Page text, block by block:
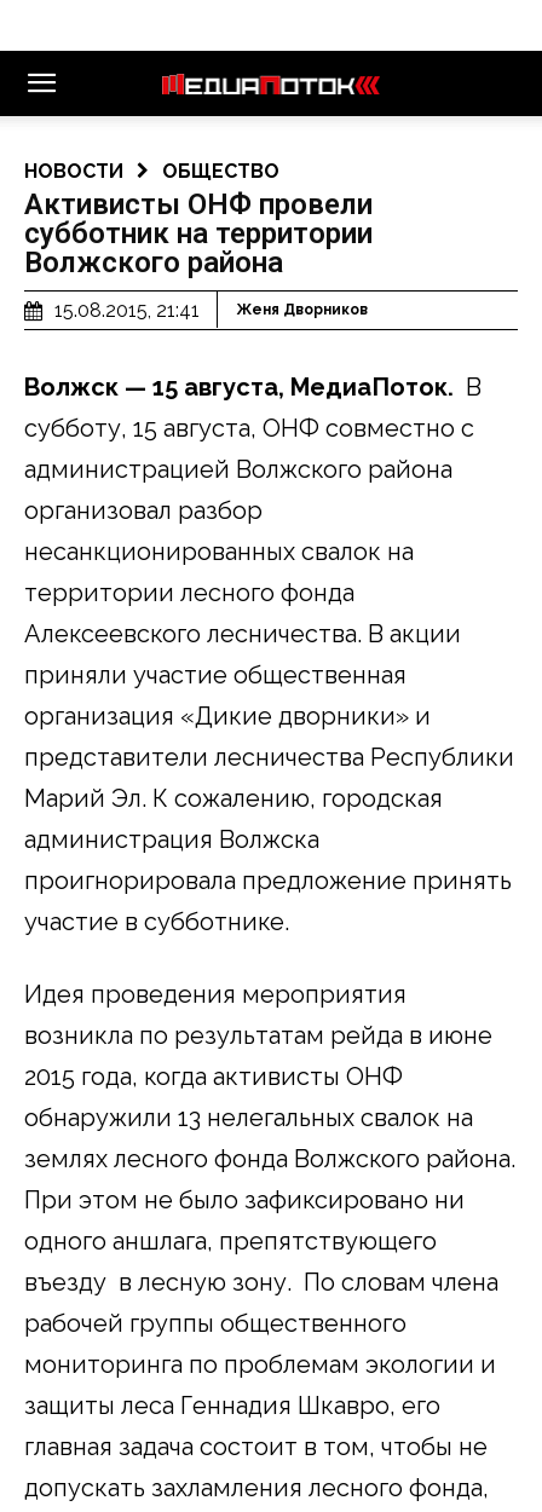
НОВОСТИ ОБЩЕСТВО
Активисты ОНФ провели
субботник на территории
Волжского района
15.08.2015, 21:41 Женя Дворников
Волжск — 15 августа, МедиаПоток. В
субботу, 15 августа, ОНФ совместно с
администрацией Волжского района
организовал разбор
несанкционированных свалок на
территории лесного фонда
Алексеевского лесничества. В акции
приняли участие общественная
организация «Дикие дворники» и
представители лесничества Республики
Марий Эл. К сожалению, городская
администрация Волжска
проигнорировала предложение принять
участие в субботнике.
Идея проведения мероприятия
возникла по результатам рейда в июне
2015 года, когда активисты ОНФ
обнаружили 13 нелегальных свалок на
землях лесного фонда Волжского района.
При этом не было зафиксировано ни
одного аншлага, препятствующего
въезду в лесную зону. По словам члена
рабочей группы общественного
мониторинга по проблемам экологии и
защиты леса Геннадия Шкавро, его
главная задача состоит в том, чтобы не
допускать захламления лесного фонда,